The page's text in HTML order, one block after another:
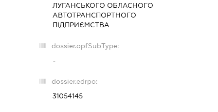
ЛУГАНСЬКОГО ОБЛАСНОГО
АВТОТРАНСПОРТНОГО
ПІДПРИЄМСТВА
dossier.opfSubType:
-
dossier.edrpo:
31054145